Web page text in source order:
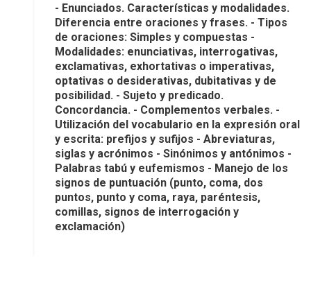
- Enunciados. Características y modalidades.
Diferencia entre oraciones y frases. - Tipos
de oraciones: Simples y compuestas -
Modalidades: enunciativas, interrogativas,
exclamativas, exhortativas o imperativas,
optativas o desiderativas, dubitativas y de
posibilidad. - Sujeto y predicado.
Concordancia. - Complementos verbales. -
Utilización del vocabulario en la expresión oral
y escrita: prefijos y sufijos - Abreviaturas,
siglas y acrónimos - Sinónimos y antónimos -
Palabras tabú y eufemismos - Manejo de los
signos de puntuación (punto, coma, dos
puntos, punto y coma, raya, paréntesis,
comillas, signos de interrogación y
exclamación)